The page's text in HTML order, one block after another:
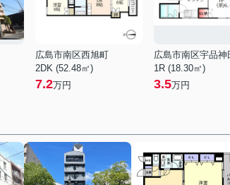
広島市南区西旭町
2DK (52.48㎡)
7.2万円
1R (18.30㎡)
3.5万円